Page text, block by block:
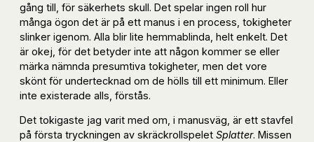
gång till, för säkerhets skull. Det spelar ingen roll hur
många ögon det är på ett manus i en process, tokigheter
slinker igenom. Alla blir lite hemmablinda, helt enkelt. Det
är okej, för det betyder inte att någon kommer se eller
märka nämnda presumtiva tokigheter, men det vore
skönt för undertecknad om de hölls till ett minimum. Eller
inte existerade alls, förstås.
Det tokigaste jag varit med om, i manusväg, är ett stavfel
på första tryckningen av skräckrollspelet Splatter. Missen